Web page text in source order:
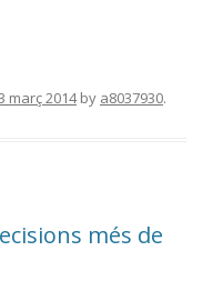
març 2014by a8037930.
més de